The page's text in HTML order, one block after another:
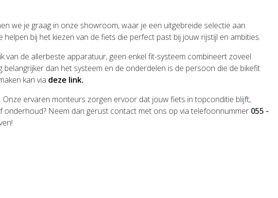
we je graag in onze showroom, waar je een uitgebreide selectie aan
bij het kiezen van de fiets die perfect past bij jouw rijstijl en ambities.
van de allerbeste apparatuur, geen enkel fit-systeem combineert zoveel
dan het systeem en de onderdelen is de persoon die de bikefit
kan via deze link.
ervaren monteurs zorgen ervoor dat jouw fiets in topconditie blijft,
Neem dan gerust contact met ons op via telefoonnummer 055 -